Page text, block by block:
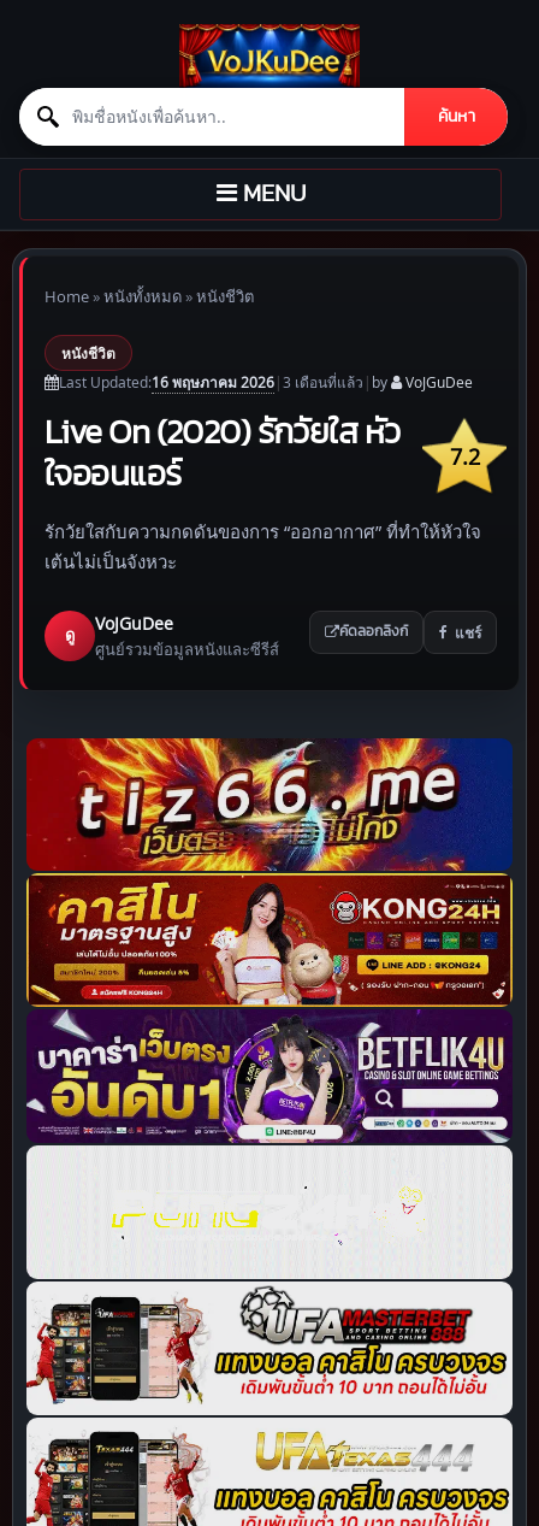
Search for:
ค้นหา
Skip to content
TOGGLE
NAVIGATION
MENU
Home»หนังทั้งหมด»หนังชีวิต
หนังชีวิต
Last Updated:16 พฤษภาคม 2026|3 เดือนที่แล้ว | by VoJGuDee
7.2
Live On (2020) รักวัยใส หัว
ใจออนแอร์
รักวัยใสกับความกดดันของการ “ออกอากาศ” ที่ทำให้หัวใจ
เต้นไม่เป็นจังหวะ
ดู
VoJGuDee
ศูนย์รวมข้อมูลหนังและซีรีส์
คัดลอกลิงก์ แชร์